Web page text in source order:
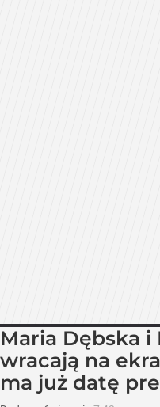
Maria Dębska i
wracają na
ma już datę